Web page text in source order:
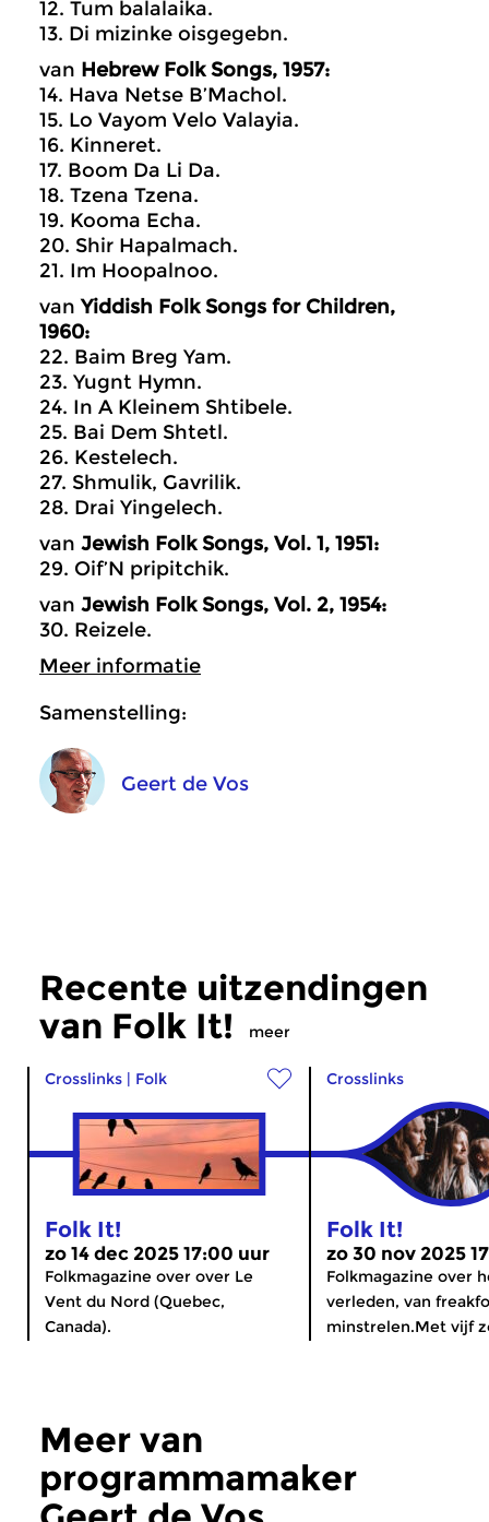
12. Tum balalaika.
13. Di mizinke oisgegebn.
van Hebrew Folk Songs, 1957:
14. Hava Netse B’Machol.
15. Lo Vayom Velo Valayia.
16. Kinneret.
17. Boom Da Li Da.
18. Tzena Tzena.
19. Kooma Echa.
20. Shir Hapalmach.
21. Im Hoopalnoo.
vanYiddish Folk Songs for Children,
1960:
22. Baim Breg Yam.
23. Yugnt Hymn.
24. In A Kleinem Shtibele.
25. Bai Dem Shtetl.
26. Kestelech.
27. Shmulik, Gavrilik.
28. Drai Yingelech.
van Jewish Folk Songs, Vol. 1, 1951:
29. Oif’N pripitchik.
van Jewish Folk Songs, Vol. 2, 1954:
30. Reizele.
Meer informatie
Samenstelling:
Geert de Vos
Recente uitzendingen
van Folk It!
meer
Crosslinks | Folk
Folk It!
zo 14 dec 2025 17:00 uur
Folkmagazine over over Le
Vent du Nord (Quebec,
Canada).
Crosslinks
Folk It!
zo 30 nov 2025
Folkmagazine over
verleden, van
minstrelen.Met vijf
Meer van
programmamaker